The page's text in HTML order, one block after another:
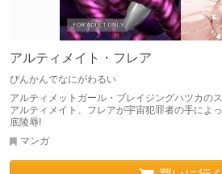
アルティメイト・フレア
びんかんでなにがわるい
アルティメットガール・ブレイジングハツカの
アルティメイト、フレアが宇宙犯罪者の手によ
底陵辱!
マンガ